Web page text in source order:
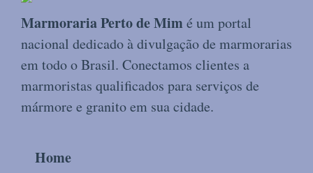
Marmoraria Perto de Mim é um portal
nacional dedicado à divulgação de marmorarias
em todo o Brasil. Conectamos clientes a
marmoristas qualificados para serviços de
mármore e granito em sua cidade.
Home